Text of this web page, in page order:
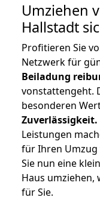
Umziehen
Hallstadt
Profitieren Sie
Netzwerk für
Beiladung
vonstattengeht.
besonderen
Zuverlässigkeit.
Leistungen
für Ihren Umzug
Sie nun eine
Haus umziehen,
für Sie.